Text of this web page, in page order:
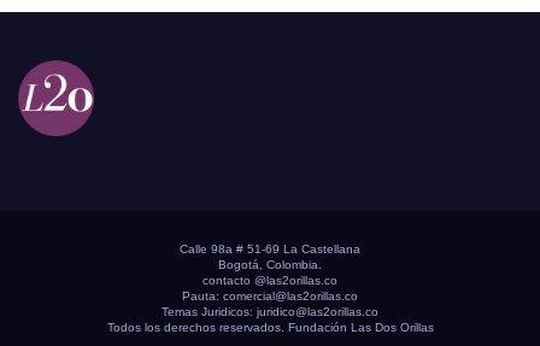
Calle 98a # 51-69 La Castellana
Bogotá, Colombia.
contacto @las2orillas.co
Pauta: comercial@las2orillas.co
Temas Juridicos: juridico@las2orillas.co
Todos los derechos reservados. Fundación Las Dos Orillas